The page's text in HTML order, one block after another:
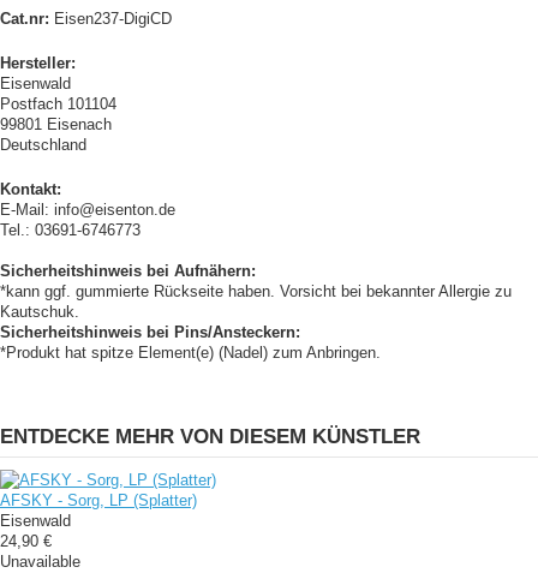
Cat.nr: Eisen237-DigiCD
Hersteller:
Eisenwald
Postfach 101104
99801 Eisenach
Deutschland
Kontakt:
E-Mail: info@eisenton.de
Tel.: 03691-6746773
Sicherheitshinweis bei Aufnähern:
*kann ggf. gummierte Rückseite haben. Vorsicht bei bekannter Allergie zu
Kautschuk.
Sicherheitshinweis bei Pins/Ansteckern:
*Produkt hat spitze Element(e) (Nadel) zum Anbringen.
ENTDECKE MEHR VON DIESEM KÜNSTLER
AFSKY - Sorg, LP (Splatter)
Eisenwald
24,90 €
Unavailable